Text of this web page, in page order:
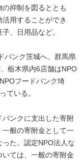
抑制を図るととも
用することができ
、日用品など。
バンク茨城へ、群馬県
栃木県内6店舗はNPO
フードバンク埼
ている。
ンクに支出した寄附
般の寄附金として一
た。認定NPO法人な
ては、一般の寄附金